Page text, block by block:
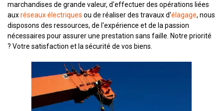
marchandises de grande valeur, d'effectuer des opérations liées
auxréseaux électriques ou de réaliser des travaux d'élagage, nous
disposons des ressources, de l'expérience et de la passion
nécessaires pour assurer une prestation sans faille. Notre priorité
? Votre satisfaction et la sécurité de vos biens.